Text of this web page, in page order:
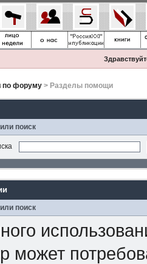
по форуму> Разделы помощи
поиск
поиск
может